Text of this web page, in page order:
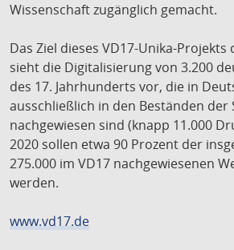
Wissenschaft zugänglich gemacht.
Das Ziel dieses VD17-Unika-Projekts
sieht die Digitalisierung von 3.200
des 17. Jahrhunderts vor, die in
ausschließlich in den Beständen der
nachgewiesen sind (knapp 11.000
2020 sollen etwa 90 Prozent der
275.000 im VD17 nachgewiesenen
werden.
www.vd17.de